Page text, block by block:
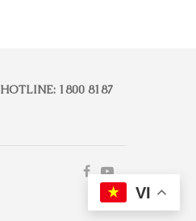
HOTLINE: 1800 8187
VI